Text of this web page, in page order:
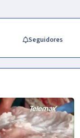
Seguidores
de Canales